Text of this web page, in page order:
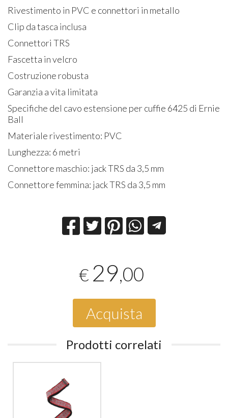
Rivestimento in PVC e connettori in metallo
Clip da tasca inclusa
Connettori TRS
Fascetta in velcro
Costruzione robusta
Garanzia a vita limitata
Specifiche del cavo estensione per cuffie 6425 di Ernie
Ball
Materiale rivestimento: PVC
Lunghezza: 6 metri
Connettore maschio: jack TRS da 3,5 mm
Connettore femmina: jack TRS da 3,5 mm
€ 29,00
Acquista
Prodotti correlati